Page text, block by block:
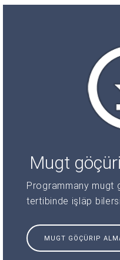
Mugt
Programmany mugt
tertibinde işläp
MUGT GÖÇÜRIP